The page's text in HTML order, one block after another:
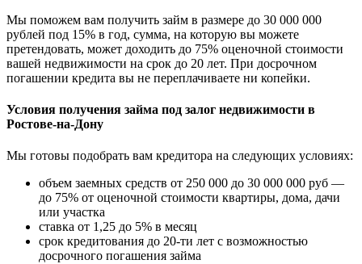
Мы поможем вам получить займ в размере до 30 000 000
рублей под 15% в год, сумма, на которую вы можете
претендовать, может доходить до 75% оценочной стоимости
вашей недвижимости на срок до 20 лет. При досрочном
погашении кредита вы не переплачиваете ни копейки.
Условия получения займа под залог недвижимости в
Ростове-на-Дону
Мы готовы подобрать вам кредитора на следующих условиях:
объем заемных средств от 250 000 до 30 000 000 руб —
до 75% от оценочной стоимости квартиры, дома, дачи
или участка
ставка от 1,25 до 5% в месяц
срок кредитования до 20-ти лет с возможностью
досрочного погашения займа